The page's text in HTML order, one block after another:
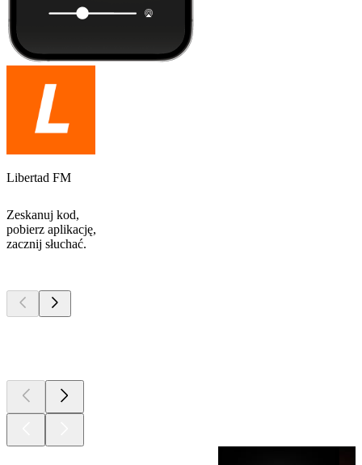
Libertad FM
Zeskanuj kod,
pobierz aplikację,
zacznij słuchać.